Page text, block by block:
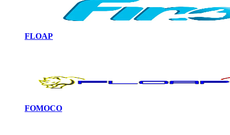
FLOAP
FOMOCO